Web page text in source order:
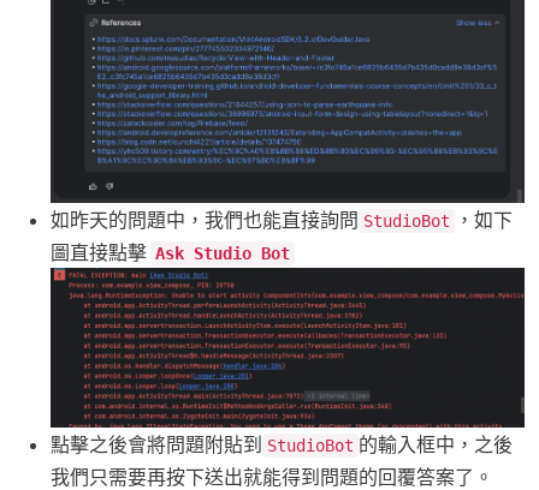
如昨天的問題中，我們也能直接詢問 StudioBot
，如下
圖直接點擊 Ask Studio Bot
點擊之後會將問題附貼到 StudioBot 的輸入框中，之後
我們只需要再按下送出就能得到問題的回覆答案了。